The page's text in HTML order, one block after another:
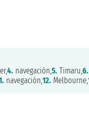
4. navegación,5. Timaru,6.
navegación,12. Melbourne,